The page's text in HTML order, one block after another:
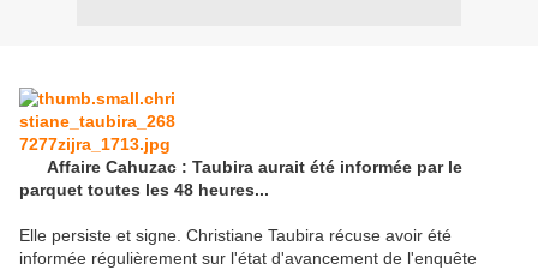
Affaire Cahuzac : Taubira aurait été informée par le
parquet toutes les 48 heures...
Elle persiste et signe. Christiane Taubira récuse avoir été
informée régulièrement sur l'état d'avancement de l'enquête